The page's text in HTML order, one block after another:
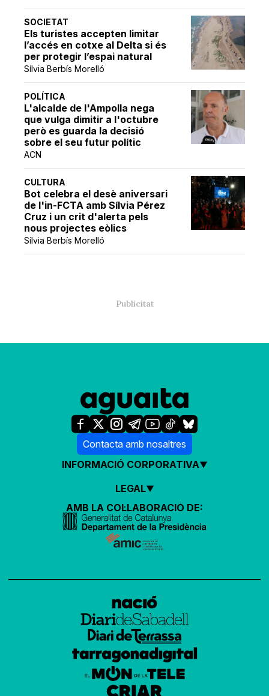
SOCIETAT
Els turistes accepten limitar
l’accés en cotxe al Delta si és
per protegir l’espai natural
Sílvia Berbís Morelló
POLÍTICA
L'alcalde de l'Ampolla nega
que vulga dimitir a l'octubre
però es guarda la decisió
sobre el seu futur polític
ACN
CULTURA
Bot celebra el desè aniversari
de l'in-FCTA amb Sílvia Pérez
Cruz i un crit d'alerta pels
nous projectes eòlics
Sílvia Berbís Morelló
Contacta amb nosaltres
INFORMACIÓ CORPORATIVA
LEGAL
AMB LA COL·LABORACIÓ DE: